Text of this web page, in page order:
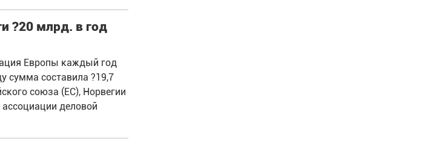
?20 млрд. в год
Европы каждый год
сумма составила ?19,7
союза (ЕС), Норвегии
деловой